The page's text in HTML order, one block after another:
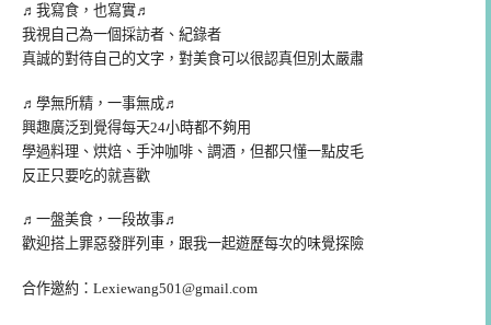
♬我寫食，也寫實♬
我視自己為一個採訪者、紀錄者
真誠的對待自己的文字，對美食可以很認真但別太嚴肅
♬學無所精，一事無成♬
興趣廣泛到覺得每天24小時都不夠用
學過料理、烘焙、手沖咖啡、調酒，但都只懂一點皮毛
反正只要吃的就喜歡
♬一盤美食，一段故事♬
歡迎搭上罪惡發胖列車，跟我一起遊歷每次的味覺探險
合作邀約： Lexiewang501@gmail.com